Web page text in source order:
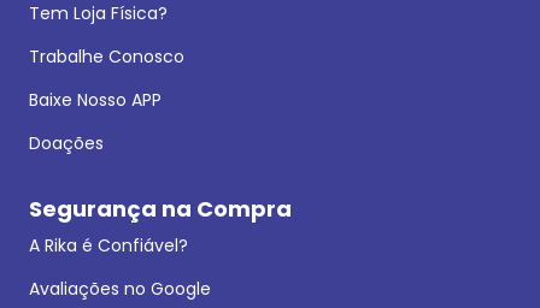
Tem Loja Física?
Trabalhe Conosco
Baixe Nosso APP
Doações
Segurança na Compra
A Rika é Confiável?
Avaliações no Google